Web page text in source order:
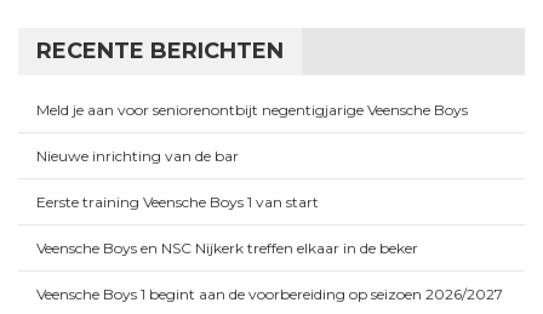
RECENTE BERICHTEN
Meld je aan voor seniorenontbijt negentigjarige Veensche Boys
Nieuwe inrichting van de bar
Eerste training Veensche Boys 1 van start
Veensche Boys en NSC Nijkerk treffen elkaar in de beker
Veensche Boys 1 begint aan de voorbereiding op seizoen 2026/2027